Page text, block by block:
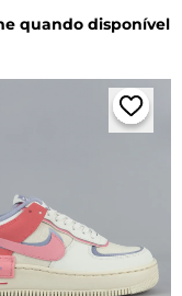
quando disponível